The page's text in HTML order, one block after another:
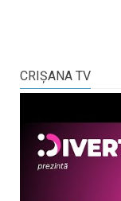
CRIŞANA TV